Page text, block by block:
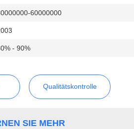
60000000
- 90%
Qualitätskontrolle
SIE MEHR